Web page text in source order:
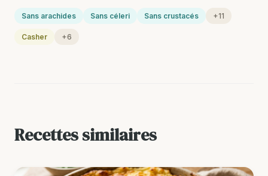
Sans arachides Sans céleri Sans crustacés +11
Casher +6
Recettes similaires